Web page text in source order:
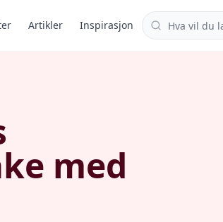
Artikler Inspirasjon Søk i oppskrifter
med